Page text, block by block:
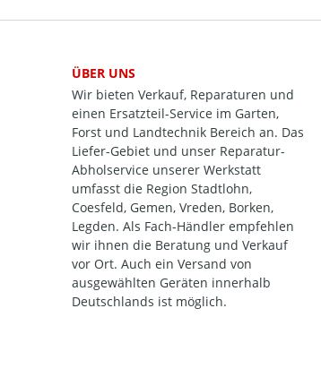
ÜBER UNS
Wir bieten Verkauf, Reparaturen und
einen Ersatzteil-Service im Garten,
Forst und Landtechnik Bereich an. Das
Liefer-Gebiet und unser Reparatur-
Abholservice unserer Werkstatt
umfasst die Region Stadtlohn,
Coesfeld, Gemen, Vreden, Borken,
Legden. Als Fach-Händler empfehlen
wir ihnen die Beratung und Verkauf
vor Ort. Auch ein Versand von
ausgewählten Geräten innerhalb
Deutschlands ist möglich.